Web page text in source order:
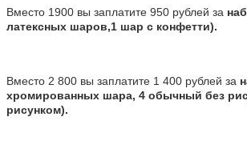
Вместо 1900 вы заплатите 950 рублей за
латексных шаров,1 шар с конфетти).
Вместо 2 800 вы заплатите 1 400 рублей за
хромированных шара, 4 обычный без
рисунком).